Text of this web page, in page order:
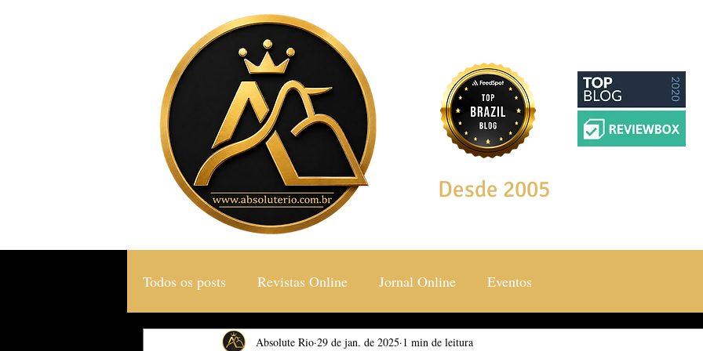
Desde 2005
Todos os posts Revistas Online Jornal Online Eventos
Gastronomia & Turismo Social & Estilos Saúde & Bem Estar
Absolute Rio 29 de jan. de 2025 1 min de leitura